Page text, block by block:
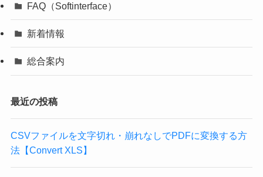
FAQ（Softinterface）
新着情報
総合案内
最近の投稿
CSVファイルを文字切れ・崩れなしでPDFに変換する方
法【Convert XLS】